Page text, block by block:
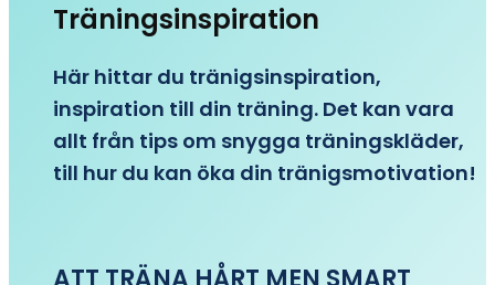
Träningsinspiration
Här hittar du tränigsinspiration,
inspiration till din träning. Det kan vara
allt från tips om snygga träningskläder,
till hur du kan öka din tränigsmotivation!